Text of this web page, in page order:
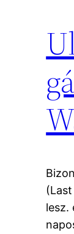
lesz.